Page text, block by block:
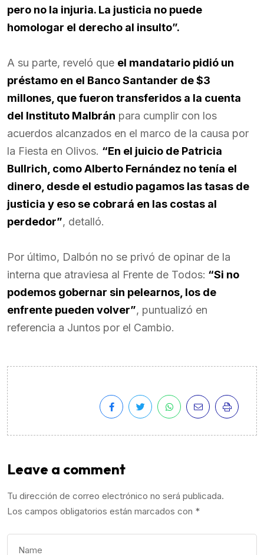
pero no la injuria. La justicia no puede
homologar el derecho al insulto”.
A su parte, reveló que el mandatario pidió un
préstamo en el Banco Santander de $3
millones, que fueron transferidos a la cuenta
del Instituto Malbrán para cumplir con los
acuerdos alcanzados en el marco de la causa por
la Fiesta en Olivos. “En el juicio de Patricia
Bullrich, como Alberto Fernández no tenía el
dinero, desde el estudio pagamos las tasas de
justicia y eso se cobrará en las costas al
perdedor”, detalló.
Por último, Dalbón no se privó de opinar de la
interna que atraviesa al Frente de Todos: “Si no
podemos gobernar sin pelearnos, los de
enfrente pueden volver”, puntualizó en
referencia a Juntos por el Cambio.
Leave a comment
Tu dirección de correo electrónico no será publicada.
Los campos obligatorios están marcados con *